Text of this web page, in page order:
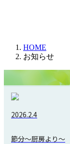
HOME
お知らせ
2026.2.4
節分～厨房より～